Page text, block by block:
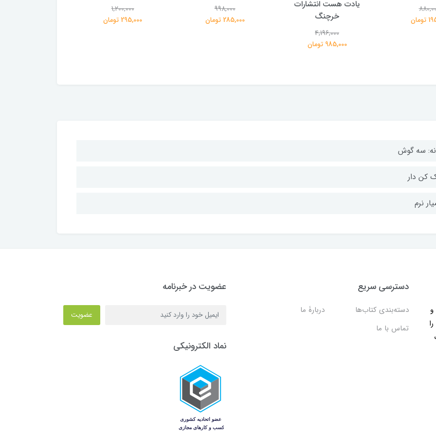
یادت هست انتشارات
خرچنگ
4,196,000
985,000 تومان
998,000
285,000 تومان
1,200,000
295,000 تومان
سه گوش
کن دار
نرم
و
دسترسی سریع
دسته‌بندی کتاب‌ها
دربارۀ ما
تماس با ما
عضویت در خبرنامه
عضویت
نماد الکترونیکی